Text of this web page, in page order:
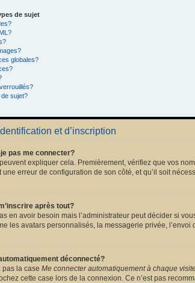
de sujet
globales?
sujet?
et d’inscription
pas me connecter?
expliquer cela. Premièrement, vérifiez que vos
une erreur de configuration de son côté, et qu’il soit
après tout?
en avoir besoin mais l’administrateur peut décider si
les avatars personnalisés, la messagerie privée,
déconnecté?
pas la case Me connecter automatiquement à chaque
cette case lors de la connexion. Ce n’est pas